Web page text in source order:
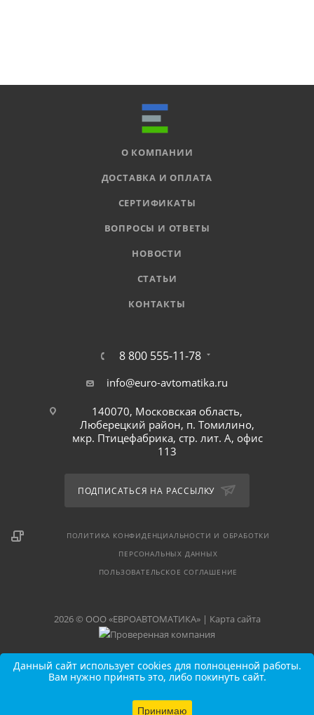
О КОМПАНИИ
ДОСТАВКА И ОПЛАТА
СЕРТИФИКАТЫ
ВОПРОСЫ И ОТВЕТЫ
НОВОСТИ
СТАТЬИ
КОНТАКТЫ
8 800 555-11-78
info@euro-avtomatika.ru
140070, Московская область,
Люберецкий район, п. Томилино,
мкр. Птицефабрика, стр. лит. А, офис
113
ПОДПИСАТЬСЯ НА РАССЫЛКУ
ПОЛИТИКА КОНФИДЕНЦИАЛЬНОСТИ И ОБРАБОТКИ
ПЕРСОНАЛЬНЫХ ДАННЫХ
ПОЛЬЗОВАТЕЛЬСКОЕ СОГЛАШЕНИЕ
2026 © ООО «ЕВРОАВТОМАТИКА» | Карта сайта
Данный сайт использует cookies для полноценной работы.
Вам нужно принять это, либо покинуть сайт.
Принимаю